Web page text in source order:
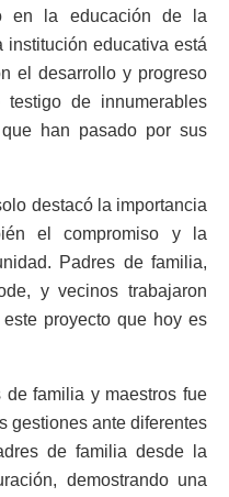
en la educación de la
educativa está
el desarrollo y progreso
de innumerables
han pasado por sus
destacó la importancia
el compromiso y la
Padres de familia,
y vecinos trabajaron
proyecto que hoy es
de familia y maestros fue
gestiones ante diferentes
de familia desde la
demostrando una